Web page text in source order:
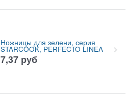
Ножницы для зелени, серия
STARCOOK, PERFECTO LINEA
7,37 руб